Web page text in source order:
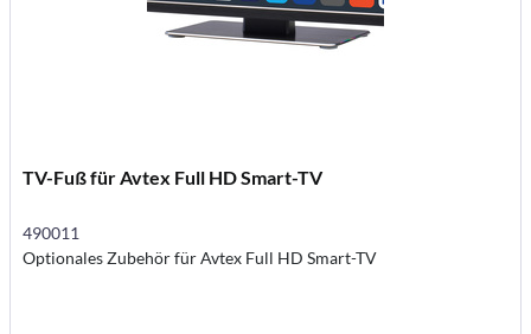
TV-Fuß für Avtex Full HD Smart-TV
490011
Optionales Zubehör für Avtex Full HD Smart-TV